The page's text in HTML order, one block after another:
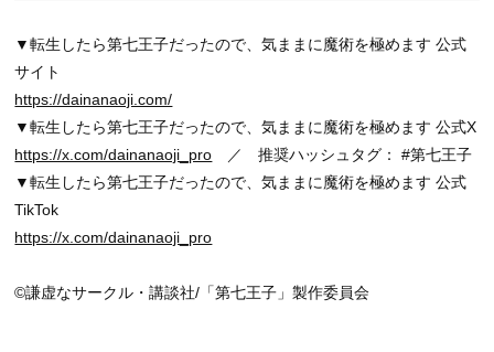
▼転生したら第七王子だったので、気ままに魔術を極めます 公式
サイト
https://dainanaoji.com/
▼転生したら第七王子だったので、気ままに魔術を極めます 公式X
https://x.com/dainanaoji_pro ／ 推奨ハッシュタグ： #第七王子
▼転生したら第七王子だったので、気ままに魔術を極めます 公式
TikTok
https://x.com/dainanaoji_pro
©謙虚なサークル・講談社/「第七王子」製作委員会